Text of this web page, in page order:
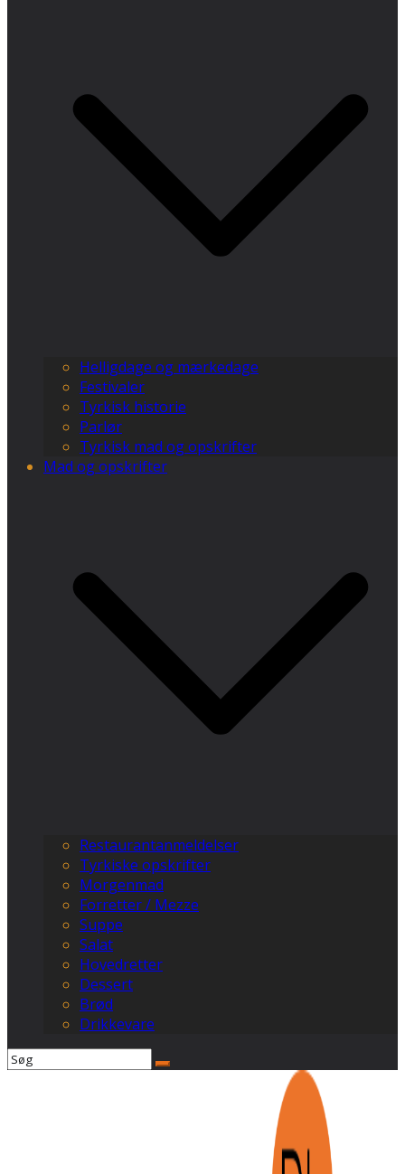
Helligdage og mærkedage
Festivaler
Tyrkisk historie
Parlør
Tyrkisk mad og opskrifter
Mad og opskrifter
Restaurantanmeldelser
Tyrkiske opskrifter
Morgenmad
Forretter / Mezze
Suppe
Salat
Hovedretter
Dessert
Brød
Drikkevare